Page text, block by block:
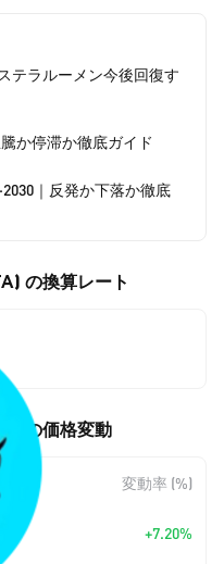
テラルーメン今後回復す
か停滞か徹底ガイド
｜反発か下落か徹底
の換算レート
の価格変動
変動率 (%)
+7.20%